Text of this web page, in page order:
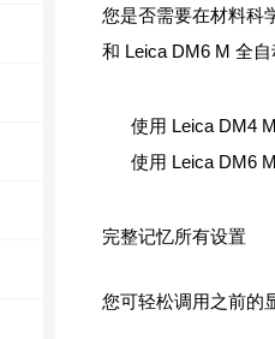
您是否需要在材料科
和 Leica DM6 M 全
使用 Leica DM4
使用 Leica DM6
完整记忆所有设置
您可轻松调用之前的